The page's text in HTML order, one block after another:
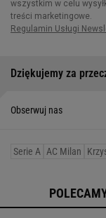
Dziękujemy za
Obserwuj nas
Serie A AC Milan